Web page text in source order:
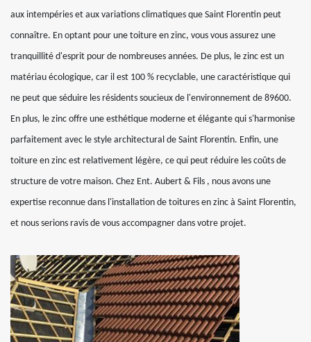
aux intempéries et aux variations climatiques que Saint Florentin peut
connaître. En optant pour une toiture en zinc, vous vous assurez une
tranquillité d'esprit pour de nombreuses années. De plus, le zinc est un
matériau écologique, car il est 100 % recyclable, une caractéristique qui
ne peut que séduire les résidents soucieux de l'environnement de 89600.
En plus, le zinc offre une esthétique moderne et élégante qui s'harmonise
parfaitement avec le style architectural de Saint Florentin. Enfin, une
toiture en zinc est relativement légère, ce qui peut réduire les coûts de
structure de votre maison. Chez Ent. Aubert & Fils , nous avons une
expertise reconnue dans l'installation de toitures en zinc à Saint Florentin,
et nous serions ravis de vous accompagner dans votre projet.